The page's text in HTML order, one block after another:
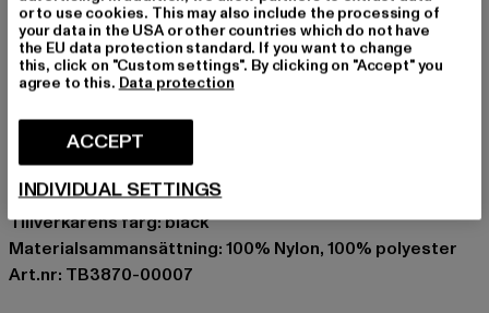
angenehmer Tragekomfort durch weiches Kunstfell
perfekt für den Winter
Märke: Karl Kani
Tillfälle: Vardagskläder, Bekväm, Höstlig
Varumärke: Urban Classics
Kategori: Bucket Hats
Färg: schwarz
Tillverkarens färg: black
Materialsammansättning: 100% Nylon, 100% polyester
Art.nr: TB3870-00007
or to use cookies. This may also include the processing of
your data in the USA or other countries which do not have
the EU data protection standard. If you want to change
this, click on "Custom settings". By clicking on "Accept" you
agree to this. Data protection
ACCEPT
INDIVIDUAL SETTINGS